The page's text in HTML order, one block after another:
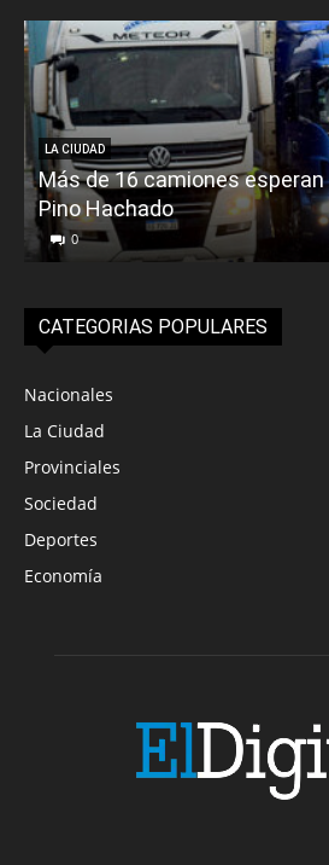
LA CIUDAD
Más de 16 camiones
Pino Hachado
0
CATEGORIAS POPULARES
Nacionales
La Ciudad
Provinciales
Sociedad
Deportes
Economía